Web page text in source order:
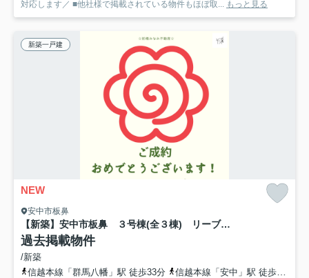
対応します／ ■他社様で掲載されている物件もほぼ取... もっと見る
新築一戸建
NEW
安中市板鼻
【新築】安中市板鼻 ３号棟(全３棟) リーブルガーデン 新築建売分譲
過去掲載物件
/新築
信越本線「群馬八幡」駅 徒歩33分
信越本線「安中」駅 徒歩38分